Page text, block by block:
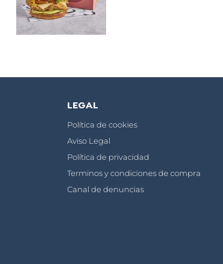
LEGAL
Política de cookies
Aviso Legal
Política de privacidad
Terminos y condiciones de compra
Canal de denuncias